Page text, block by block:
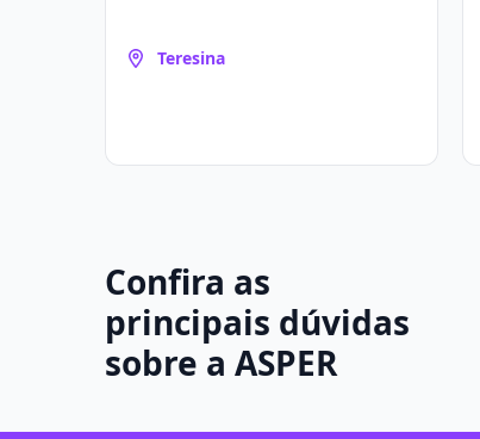
Teresina
Confira as
principais dúvidas
sobre a ASPER